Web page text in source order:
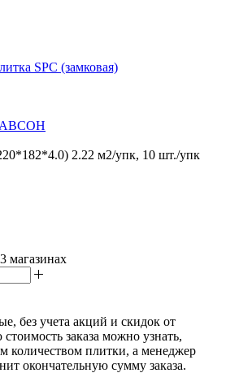
SPC (замковая)
2.22 м2/упк, 10 шт./упк
магазинах
без учета акций и скидок от
заказа можно узнать,
количеством плитки, а менеджер
окончательную сумму заказа.